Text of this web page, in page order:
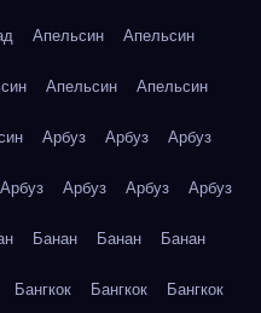
Апельсин Апельсин
Апельсин Апельсин
Арбуз Арбуз Арбуз
Арбуз Арбуз Арбуз Арбуз
Банан Банан Банан
Бангкок Бангкок Бангкок